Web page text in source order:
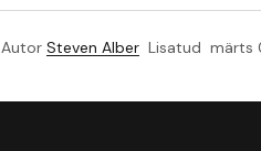
Autor Steven Alber Lisatud märts